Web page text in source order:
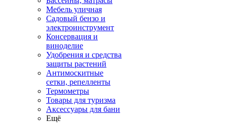
Мебель уличная
Садовый бензо и
электроинструмент
Консервация и
виноделие
Удобрения и средства
защиты растений
Антимоскитные
сетки, репелленты
Термометры
Товары для туризма
Аксессуары для бани
Ещё